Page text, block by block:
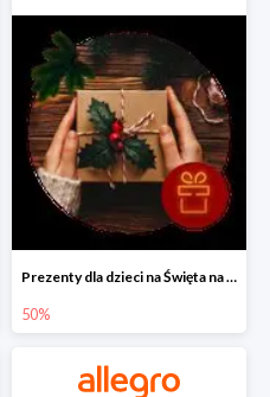
Prezenty dla dzieci na Święta na Allegro do -50%
50%